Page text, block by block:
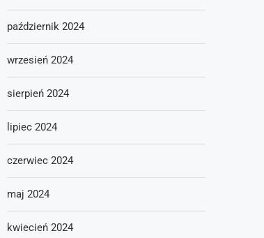
październik 2024
wrzesień 2024
sierpień 2024
lipiec 2024
czerwiec 2024
maj 2024
kwiecień 2024